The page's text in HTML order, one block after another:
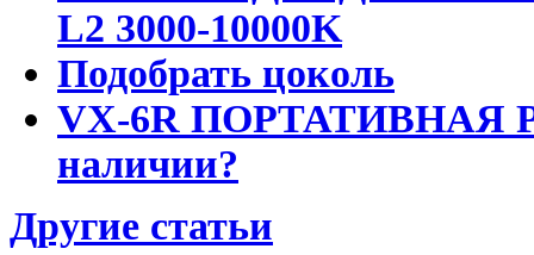
L2 3000-10000K
Подобрать цоколь
VX-6R ПОРТАТИВНАЯ
наличии?
Другие статьи